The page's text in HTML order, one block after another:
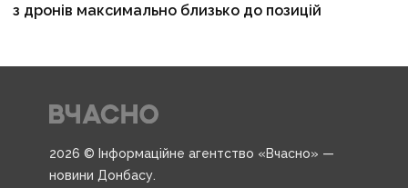
з дронів максимально близько до позицій
2026 © Інформаційне агентство «Вчасно» —
новини Донбасу.